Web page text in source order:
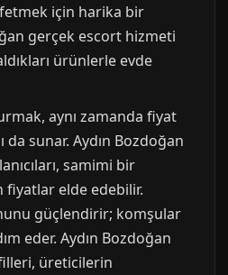
için harika bir
gerçek escort hizmeti
ürünlerle evde
aynı zamanda fiyat
da sunar. Aydın Bozdoğan
samimi bir
fiyatlar elde edebilir.
güçlendirir; komşular
eder. Aydın Bozdoğan
üreticilerin